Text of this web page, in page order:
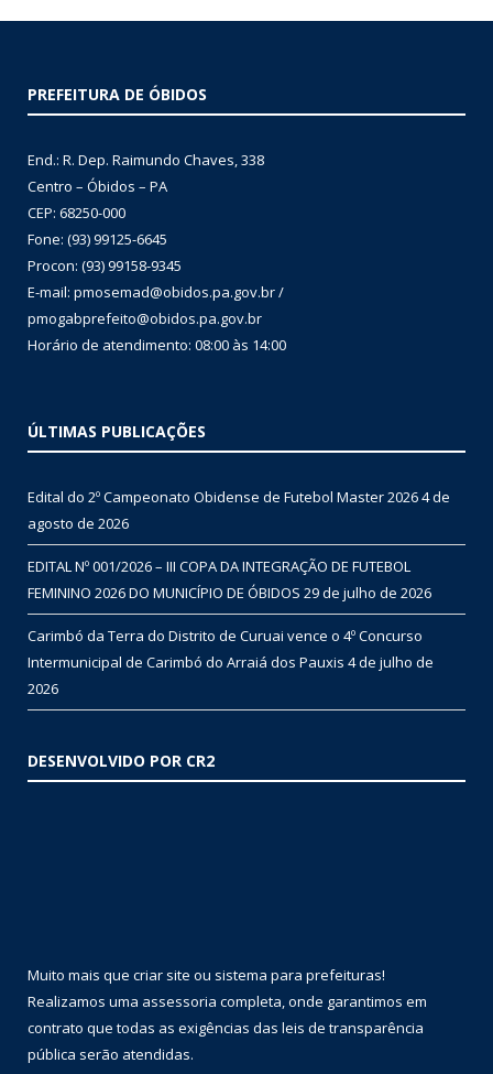
PREFEITURA DE ÓBIDOS
End.: R. Dep. Raimundo Chaves, 338
Centro – Óbidos – PA
CEP: 68250-000
Fone: (93) 99125-6645
Procon: (93) 99158-9345
E-mail: pmosemad@obidos.pa.gov.br /
pmogabprefeito@obidos.pa.gov.br
Horário de atendimento: 08:00 às 14:00
ÚLTIMAS PUBLICAÇÕES
Edital do 2º Campeonato Obidense de Futebol Master 20264 de
agosto de 2026
EDITAL Nº 001/2026 – III COPA DA INTEGRAÇÃO DE FUTEBOL
FEMININO 2026 DO MUNICÍPIO DE ÓBIDOS 29 de julho de 2026
Carimbó da Terra do Distrito de Curuai vence o 4º Concurso
Intermunicipal de Carimbó do Arraiá dos Pauxis 4 de julho de
2026
DESENVOLVIDO POR CR2
Muito mais que criar site ou sistema para prefeituras!
Realizamos uma assessoria completa, onde garantimos em
contrato que todas as exigências das leis de transparência
pública serão atendidas.